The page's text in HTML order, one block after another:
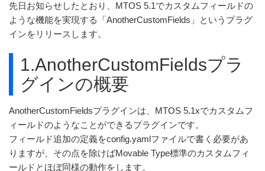
先日お知らせしたとおり、MTOS 5.1でカスタムフィールドの
ような機能を実現する「AnotherCustomFields」というプラグ
インをリリースします。
1.AnotherCustomFieldsプラ
グインの概要
AnotherCustomFieldsプラグインは、MTOS 5.1xでカスタムフ
ィールドのようなことができるプラグインです。
フィールド追加の定義をconfig.yamlファイルで書く必要があ
りますが、その点を除けばMovable Type標準のカスタムフィ
ールドとほぼ同様の動作をします。